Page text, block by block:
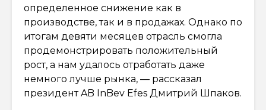
определенное снижение как в
производстве, так и в продажах. Однако по
итогам девяти месяцев отрасль смогла
продемонстрировать положительный
рост, а нам удалось отработать даже
немного лучше рынка, — рассказал
президент AB InBev Efes Дмитрий Шпаков.